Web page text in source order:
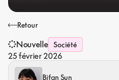
Retour
Nouvelle Société
25 février 2026
Bifan Sun